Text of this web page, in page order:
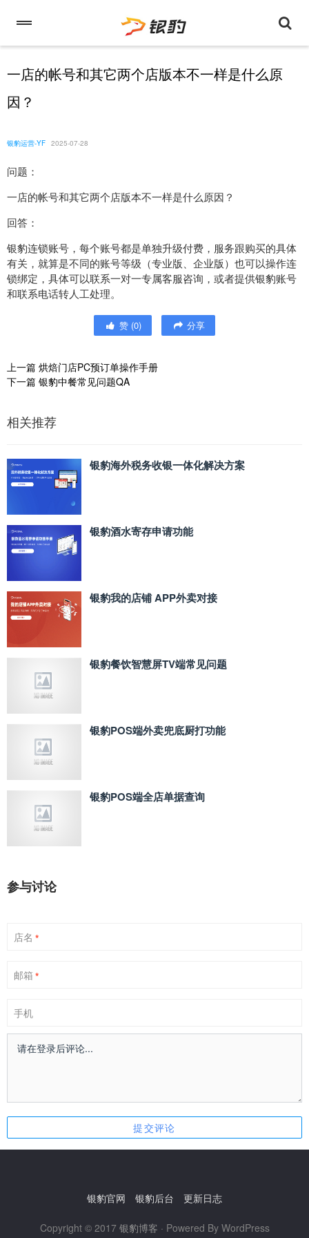
一店的帐号和其它两个店版本不一样是什么原
因？
银豹运营-YF 2025-07-28
问题：
一店的帐号和其它两个店版本不一样是什么原因？
回答：
银豹连锁账号，每个账号都是单独升级付费，服务跟购买的具体
有关，就算是不同的账号等级（专业版、企业版）也可以操作连
锁绑定，具体可以联系一对一专属客服咨询，或者提供银豹账号
和联系电话转人工处理。
赞 (0) 分享
上一篇 烘焙门店PC预订单操作手册
下一篇 银豹中餐常见问题QA
相关推荐
银豹海外税务收银一体化解决方案
银豹酒水寄存申请功能
银豹我的店铺 APP外卖对接
银豹餐饮智慧屏TV端常见问题
银豹POS端外卖兜底厨打功能
银豹POS端全店单据查询
参与讨论
店名 *
邮箱 *
手机
银豹官网 银豹后台 更新日志
Copyright © 2017 银豹博客 · Powered By WordPress